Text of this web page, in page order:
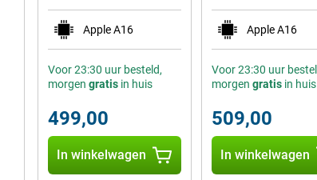
Apple A16
Voor 23:30 uur besteld,
morgen gratis in huis
499,00
In winkelwagen
Apple A16
Voor 23:30 uur
morgen gratisin huis
509,00
In winkelwagen